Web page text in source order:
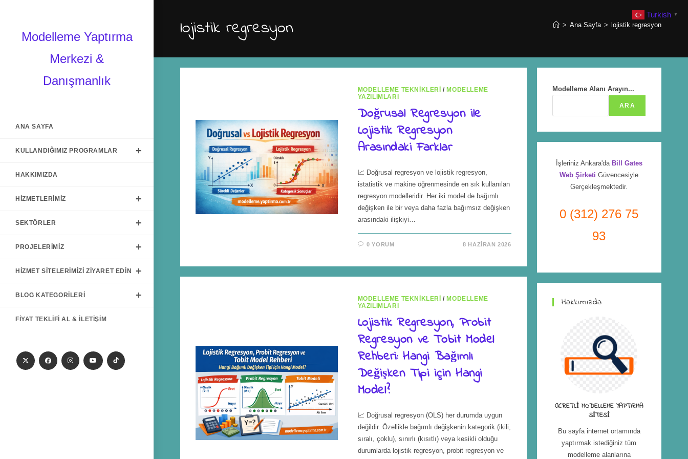
Modelleme Yaptırma
Merkezi &
Danışmanlık
ANA SAYFA
KULLANDIĞIMIZ PROGRAMLAR
HAKKIMIZDA
HIZMETLERIMIZ
SEKTÖRLER
PROJELERIMIZ
HIZMET SITELERIMIZI ZIYARET EDIN
BLOG KATEGORILERI
FIYAT TEKLIFI AL & İLETIŞIM
lojistik regresyon > Ana Sayfa > lojistik regresyon
MODELLEME TEKNIKLERI / MODELLEME
YAZILIMLARI
Doğrusal Regresyon ile
Lojistik Regresyon
Arasındaki Farklar
📈 Doğrusal regresyon ve lojistik regresyon,
istatistik ve makine öğrenmesinde en sık kullanılan
regresyon modelleridir. Her iki model de bağımlı
değişken ile bir veya daha fazla bağımsız değişken
arasındaki ilişkiyi…
0 YORUM 8 HAZIRAN 2026
MODELLEME TEKNIKLERI / MODELLEME
YAZILIMLARI
Lojistik Regresyon, Probit
Regresyon ve Tobit Model
Rehberi: Hangi Bağımlı
Değişken Tipi için Hangi
Model?
📈 Doğrusal regresyon (OLS) her durumda uygun
değildir. Özellikle bağımlı değişkenin kategorik (ikili,
sıralı, çoklu), sınırlı (kısıtlı) veya kesikli olduğu
durumlarda lojistik regresyon, probit regresyon ve
Modelleme Alanı Arayın...
ARA
İşleriniz Ankara'da Bill Gates
Web ŞirketiGüvencesiyle
Gerçekleşmektedir.
0 (312) 276 75
93
Hakkımızda
ÜCRETLI MODELLEME YAPTIRMA
SITESI
Bu sayfa internet ortamında
yaptırmak istediğiniz tüm
modelleme alanlarına
Turkish ▼